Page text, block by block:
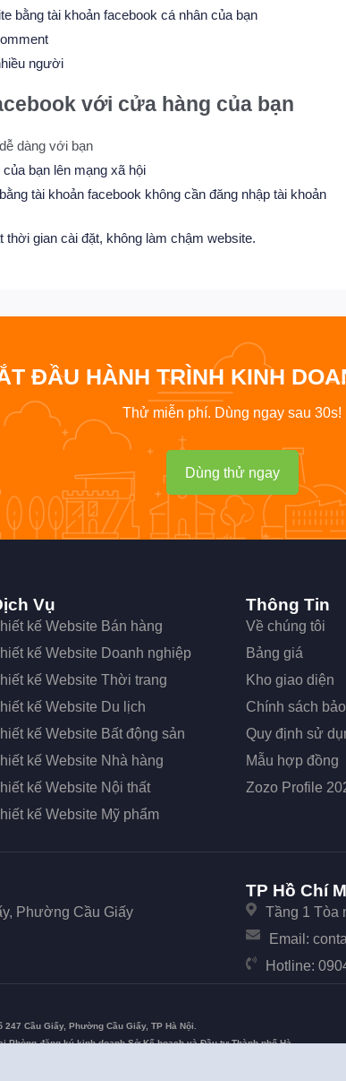
bằng tài khoản facebook cá nhân của bạn
người
với cửa hàng của bạn
dàng với bạn
bạn lên mạng xã hội
tài khoản facebook không cần đăng nhập tài khoản
gian cài đặt, không làm chậm website.
ĐẦU HÀNH TRÌNH KINH
Thử miễn phí. Dùng ngay sau 30s!
Dùng thử ngay
Vụ
kế Website Bán hàng
kế Website Doanh nghiệp
kế Website Thời trang
kế Website Du lịch
kế Website Bất động sản
kế Website Nhà hàng
kế Website Nội thất
kế Website Mỹ phẩm
Thông Tin
Về chúng tôi
Bảng giá
Kho giao diện
Chính sách
Quy định sử
Mẫu hợp đồng
Zozo Profile
Phường Cầu Giấy
TP Hồ Chí
Tầng 1 Tòa
Email:
Hotline:
Cầu Giấy, Phường Cầu Giấy, TP Hà Nội.
Phòng đăng ký kinh doanh Sở Kế hoạch và Đầu tư Thành phố Hà